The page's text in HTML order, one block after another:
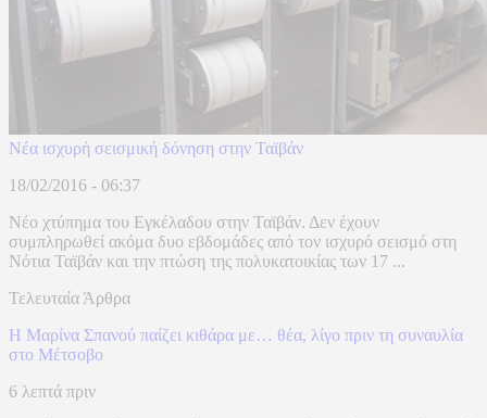
Νέα ισχυρή σεισμική δόνηση στην Ταϊβάν
18/02/2016 - 06:37
Νέο χτύπημα του Εγκέλαδου στην Ταϊβάν. Δεν έχουν
συμπληρωθεί ακόμα δυο εβδομάδες από τον ισχυρό σεισμό στη
Νότια Ταϊβάν και την πτώση της πολυκατοικίας των 17 ...
Τελευταία Άρθρα
Η Μαρίνα Σπανού παίζει κιθάρα με… θέα, λίγο πριν τη συναυλία
στο Μέτσοβο
6 λεπτά πριν